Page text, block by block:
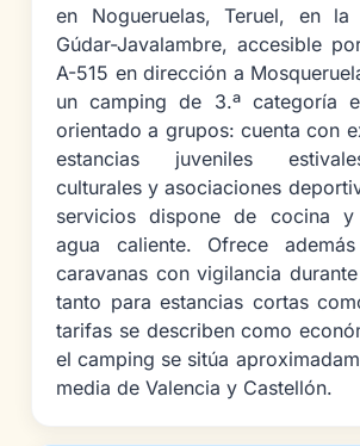
en Nogueruelas, Teruel, en
Gúdar-Javalambre, accesible
A-515 en dirección a
un camping de 3.ª categoría
orientado a grupos: cuenta con
estancias juveniles
culturales y asociaciones
servicios dispone de cocina
agua caliente. Ofrece
caravanas con vigilancia
tanto para estancias cortas
tarifas se describen como
el camping se sitúa
media de Valencia y Castellón.